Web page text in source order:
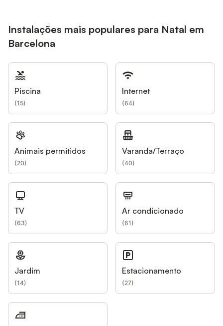
Instalações mais populares para Natal em
Barcelona
Piscina
(15)
Internet
(64)
Animais permitidos
(20)
Varanda/Terraço
(40)
TV
(63)
Ar condicionado
(61)
Jardim
(14)
Estacionamento
(27)